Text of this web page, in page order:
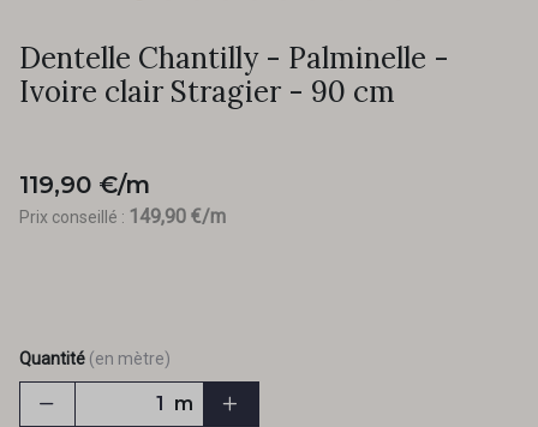
Dentelle Chantilly - Palminelle -
Ivoire clair Stragier - 90 cm
119,90 €/m
Prix conseillé : 149,90 €/m
Quantité (en mètre)
m